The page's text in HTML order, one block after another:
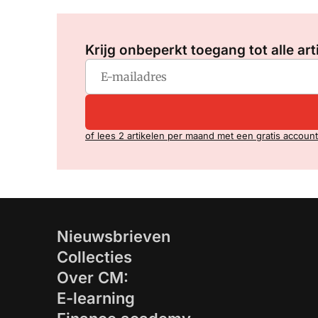
Krijg onbeperkt toegang tot alle
of lees 2 artikelen per maand met een gratis account
Nieuwsbrieven
Collecties
Over CM:
E-learning